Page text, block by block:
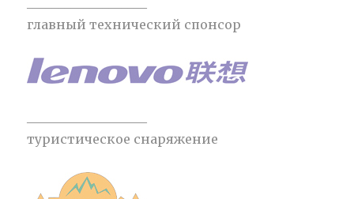
главный технический спонсор
туристическое снаряжение